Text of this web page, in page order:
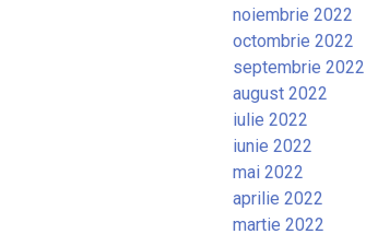
noiembrie 2022
octombrie 2022
septembrie 2022
august 2022
iulie 2022
iunie 2022
mai 2022
aprilie 2022
martie 2022